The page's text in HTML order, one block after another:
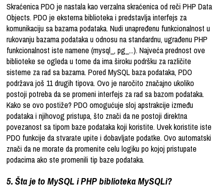
Skraćenica PDO je nastala kao verzalna skraćenica od reči PHP Data
Objects. PDO je eksterna biblioteka i predstavlja interfejs za
komunikaciju sa bazama podataka. Nudi unapređenu funkcionalnost u
rukovanju bazama podataka u odnosu na standardnu, ugrađenu PHP
funkcionalnost iste namene (mysql_, pg_...). Najveća prednost ove
biblioteke se ogleda u tome da ima široku podršku za različite
sisteme za rad sa bazama. Pored MySQL baza podataka, PDO
podržava još 11 drugih tipova. Ovo je naročito značajno ukoliko
postoji potreba da se promeni interfejs za rad sa bazom podataka.
Kako se ovo postiže? PDO omogućuje sloj apstrakcije između
podataka i njihovog pristupa, što znači da ne postoji direktna
povezanost sa tipom baze podataka koji koristite. Uvek koristite iste
PDO funkcije da stvarate upite i dobavljate podatke. Ovo automatski
znači da ne morate da promenite celu logiku po kojoj pristupate
podacima ako ste promenili tip baze podataka.
5. Šta je to MySQL i PHP biblioteka MySQLi?